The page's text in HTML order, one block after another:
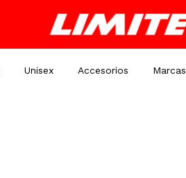
Unisex Accesorios Marcas